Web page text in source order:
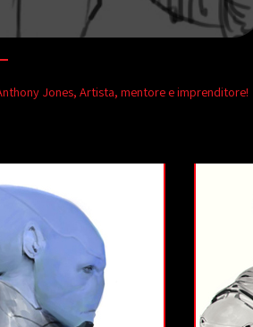
Jones, Artista, mentore e imprenditore!